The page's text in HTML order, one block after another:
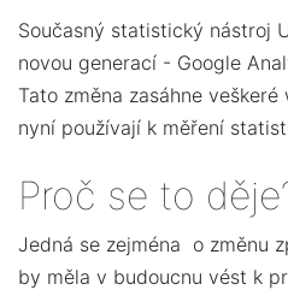
Současný statistický nástroj
novou generací - Google
Tato změna zasáhne
nyní používají k měření
Proč se to
Jedná se zejména o změnu
by měla v budoucnu vést k